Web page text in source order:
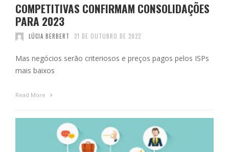
COMPETITIVAS CONFIRMAM CONSOLIDAÇÕES
PARA 2023
LÚCIA BERBERT 21 DE OUTUBRO DE 2022
Mas negócios serão criteriosos e preços pagos pelos ISPs
mais baixos
Read More